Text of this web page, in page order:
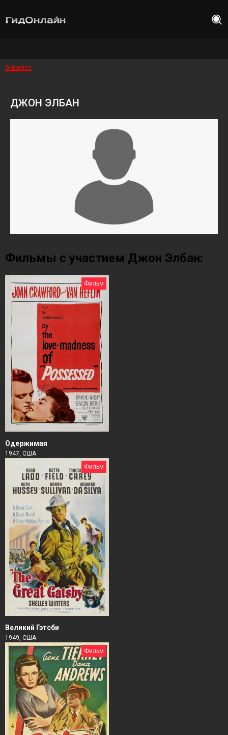
Gidonline
ДЖОН ЭЛБАН
Фильмы с участием Джон Элбан:
Фильм
Одержимая
1947, США
Фильм
Великий Гэтсби
1949, США
Фильм